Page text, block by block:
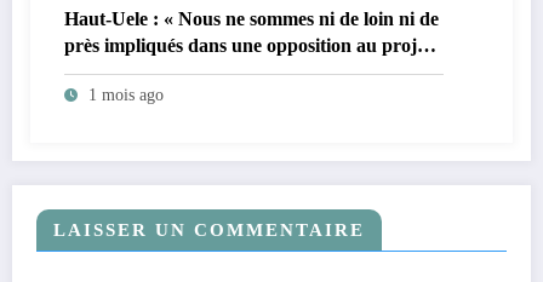
Haut-Uele : « Nous ne sommes ni de loin ni de
près impliqués dans une opposition au projet
de changement de la Constitution ; nos
revendications sont apolitiques », déclarent les
1 mois ago
LAISSER UN COMMENTAIRE